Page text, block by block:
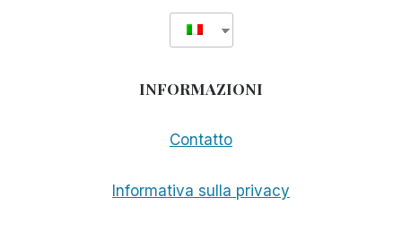
INFORMAZIONI
Contatto
Informativa sulla privacy